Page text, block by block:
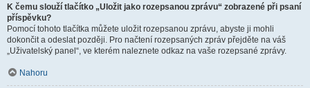
K čemu slouží tlačítko „Uložit jako rozepsanou zprávu“ zobrazené při psaní
příspěvku?
Pomocí tohoto tlačítka můžete uložit rozepsanou zprávu, abyste ji mohli
dokončit a odeslat později. Pro načtení rozepsaných zpráv přejděte na váš
„Uživatelský panel“, ve kterém naleznete odkaz na vaše rozepsané zprávy.
Nahoru